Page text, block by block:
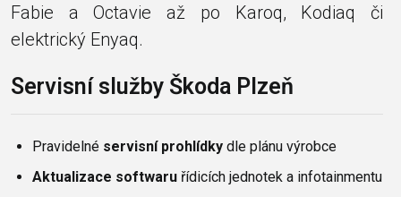
Fabie a Octavie až po Karoq, Kodiaq či
elektrický Enyaq.
Servisní služby Škoda Plzeň
Pravidelné servisní prohlídky dle plánu výrobce
Aktualizace softwaru řídicích jednotek a infotainmentu